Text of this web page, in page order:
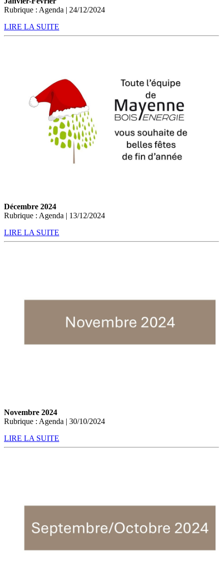
Rubrique : Agenda | 24/12/2024
LIRE LA SUITE
Décembre 2024
Rubrique : Agenda | 13/12/2024
LIRE LA SUITE
Novembre 2024
Rubrique : Agenda | 30/10/2024
LIRE LA SUITE